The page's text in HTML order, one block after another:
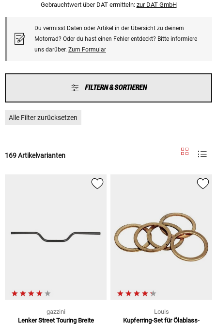
Gebrauchtwert über DAT ermitteln: zur DAT GmbH
Du vermisst Daten oder Artikel in der Übersicht zu deinem
Motorrad? Oder du hast einen Fehler entdeckt? Bitte informiere
uns darüber. Zum Formular
FILTERN & SORTIEREN
Alle Filter zurücksetzen
169 Artikelvarianten
gazzini
Lenker Street Touring Breite
Louis
Kupferring-Set für Ölablass-